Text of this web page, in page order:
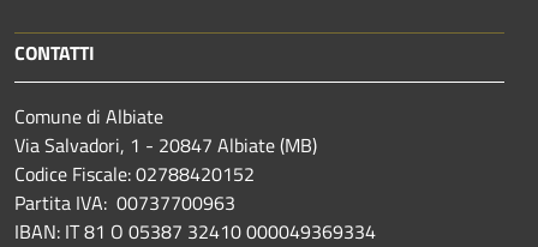
CONTATTI
Comune di Albiate
Via Salvadori, 1 - 20847 Albiate (MB)
Codice Fiscale: 02788420152
Partita IVA: 00737700963
IBAN: IT 81 O 05387 32410 000049369334